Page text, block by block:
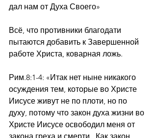
дал нам от Духа Своего»
Всё, что противники благодати
пытаются добавить к Завершенной
работе Христа, коварная ложь.
Рим.8:1-4: «Итак нет ныне никакого
осуждения тем, которые во Христе
Иисусе живут не по плоти, но по
духу, потому что закон духа жизни во
Христе Иисусе освободил меня от